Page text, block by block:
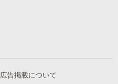
広告掲載について